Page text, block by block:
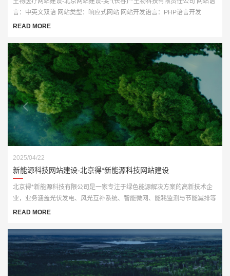
言：中英文双语 网站类型：响应式网站 网站开发语言：PHP语言开发
READ MORE
2025/04/22
新能源科技网站建设-北京得*新能源科技网站建设
北京得*新能源科技有限公司是一家专注于绿色能源解决方案的高新技术企
业，业务涵盖光伏发电、风光互补系统、智能微网、能耗监测与节能减排等
多个板块。为顺应“双碳”战略发展要求，公司亟需打造一个具备行业专业性
READ MORE